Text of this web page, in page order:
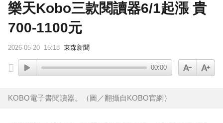
樂天Kobo三款閱讀器6/1起漲 貴
700-1100元
2026-05-20 15:18 東森新聞
00:00
KOBO電子書閱讀器。（圖／翻攝自KOBO官網）